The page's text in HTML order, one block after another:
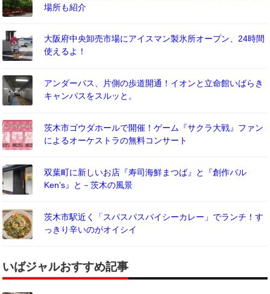
場所も紹介
大阪府中央卸売市場にアイスマン製氷所オープン、24時間
使えるよ！
アンダーパス、片側の歩道開通！イオンと立命館いばらき
キャンパスをスルッと。
茨木市ゴウダホールで開催！ゲーム『サクラ大戦』ファン
によるオーケストラの無料コンサート
双葉町に新しいお店『寿司海鮮まつば』と『創作バル
Ken’s』と－茨木の風景
茨木市駅近く「スパスパスパイシーカレー」でランチ！す
っきり辛いのがオイシイ
いばジャルおすすめ記事